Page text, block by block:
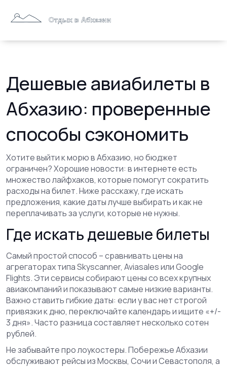
Дешевые авиабилеты в
Абхазию: проверенные
способы сэкономить
Хотите выйти к морю в Абхазию, но бюджет
ограничен? Хорошие новости: в интернете есть
множество лайфхаков, которые помогут сократить
расходы на билет. Ниже расскажу, где искать
предложения, какие даты лучше выбирать и как не
переплачивать за услуги, которые не нужны.
Где искать дешевые билеты
Самый простой способ – сравнивать цены на
агрегаторах типа Skyscanner, Aviasales или Google
Flights. Эти сервисы собирают цены со всех крупных
авиакомпаний и показывают самые низкие варианты.
Важно ставить гибкие даты: если у вас нет строгой
привязки к дню, переключайте календарь и ищите «+/-
3 дня». Часто разница составляет несколько сотен
рублей.
Не забывайте про лоукостеры. Побережье Абхазии
обслуживают рейсы из Москвы, Сочи и Севастополя, а